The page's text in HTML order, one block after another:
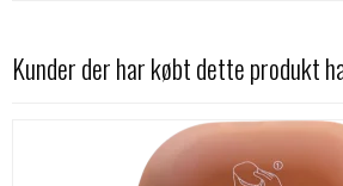
Kunder der har købt dette produkt